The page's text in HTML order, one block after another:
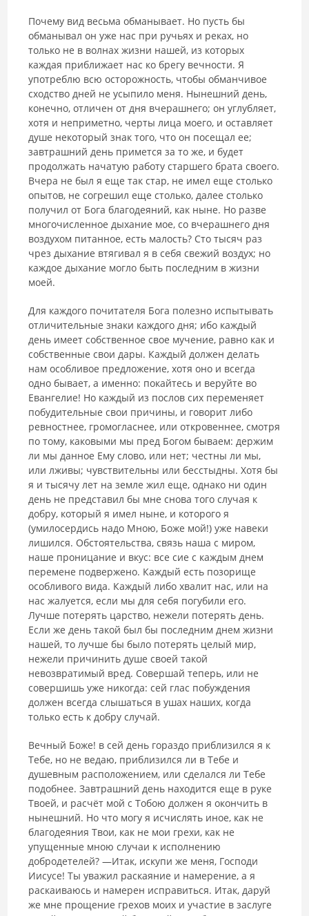
Почему вид весьма обманывает. Но пусть бы
обманывал он уже нас при ручьях и реках, но
только не в волнах жизни нашей, из которых
каждая приближает нас ко брегу вечности. Я
употреблю всю осторожность, чтобы обманчивое
сходство дней не усыпило меня. Нынешний день,
конечно, отличен от дня вчерашнего; он углубляет,
хотя и неприметно, черты лица моего, и оставляет
душе некоторый знак того, что он посещал ее;
завтрашний день примется за то же, и будет
продолжать начатую работу старшего брата своего.
Вчера не был я еще так стар, не имел еще столько
опытов, не согрешил еще столько, далее столько
получил от Бога благодеяний, как ныне. Ho разве
многочисленное дыхание мое, со вчерашнего дня
воздухом питанное, есть малость? Сто тысяч раз
чрез дыхание втягивал я в себя свежий воздух; но
каждое дыхание могло быть последним в жизни
моей.
Для каждого почитателя Бога полезно испытывать
отличительные знаки каждого дня; ибо каждый
день имеет собственное свое мучение, равно как и
собственные свои дары. Каждый должен делать
нам особливое предложение, хотя оно и всегда
одно бывает, а именно: покайтесь и веруйте во
Евангелие! Но каждый из послов сих переменяет
побудительные свои причины, и говорит либо
ревностнее, громогласнее, или откровеннее, смотря
по тому, каковыми мы пред Богом бываем: держим
ли мы данное Ему слово, или нет; честны ли мы,
или лживы; чувствительны или бесстыдны. Хотя бы
я и тысячу лет на земле жил еще, однако ни один
день не представил бы мне снова того случая к
добру, который я имел ныне, и которого я
(умилосердись надо Мною, Боже мой!) уже навеки
лишился. Обстоятельства, связь наша с миром,
наше проницание и вкус: все сие с каждым днем
перемене подвержено. Каждый есть позорище
особливого вида. Каждый либо хвалит нас, или на
нас жалуется, если мы для себя погубили его.
Лучше потерять царство, нежели потерять день.
Если же день такой был бы последним днем жизни
нашей, то лучше бы было потерять целый мир,
нежели причинить душе своей такой
невозвратимый вред. Совершай теперь, или не
совершишь уже никогда: сей глас побуждения
должен всегда слышаться в ушах наших, когда
только есть к добру случай.
Вечный Боже! в сей день гораздо приблизился я к
Тебе, но не ведаю, приблизился ли в Тебе и
душевным расположением, или сделался ли Тебе
подобнее. Завтрашний день находится еще в руке
Твоей, и расчёт мой с Тобою должен я окончить в
нынешний. Но что могу я исчислять иное, как не
благодеяния Твои, как не мои грехи, как не
упущенные мною случаи к исполнению
добродетелей? ―Итак, искупи же меня, Господи
Иисусе! Ты уважил раскаяние и намерение, а я
раскаиваюсь и намерен исправиться. Итак, даруй
же мне прощение грехов моих и участие в заслуге